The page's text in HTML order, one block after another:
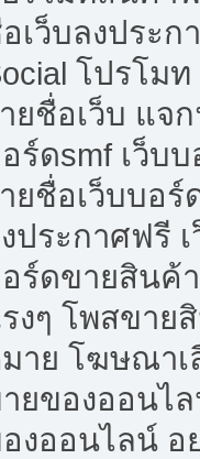
เว็บลงประ
โปรโม
ยชื่อเว็บ แจ
ร์ดsmf เว็บ
ยชื่อเว็บบอ
ประกาศฟรี
ร์ดขายสินค้
งๆ โพสขาย
าย โฆษณาเ
ยของออนไ
งออนไลน์ อ